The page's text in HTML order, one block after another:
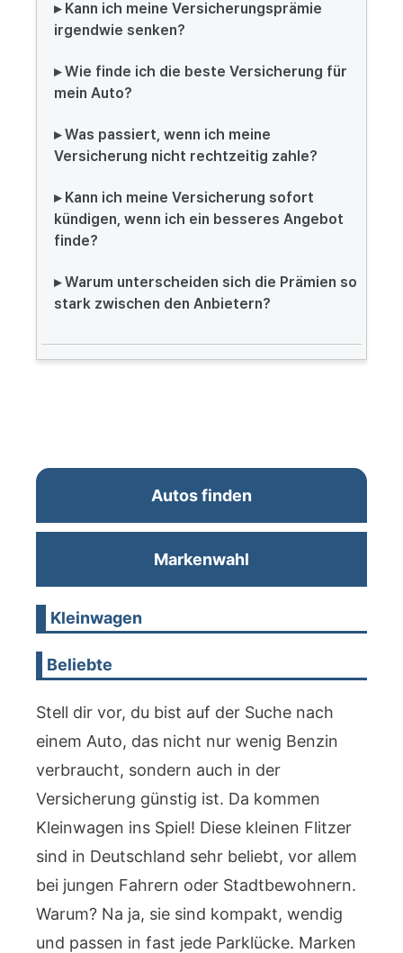
▸ Kann ich meine Versicherungsprämie
irgendwie senken?
▸ Wie finde ich die beste Versicherung für
mein Auto?
▸ Was passiert, wenn ich meine
Versicherung nicht rechtzeitig zahle?
▸ Kann ich meine Versicherung sofort
kündigen, wenn ich ein besseres Angebot
finde?
▸ Warum unterscheiden sich die Prämien so
stark zwischen den Anbietern?
Autos finden
Markenwahl
Kleinwagen
Beliebte
Stell dir vor, du bist auf der Suche nach
einem Auto, das nicht nur wenig Benzin
verbraucht, sondern auch in der
Versicherung günstig ist. Da kommen
Kleinwagen ins Spiel! Diese kleinen Flitzer
sind in Deutschland sehr beliebt, vor allem
bei jungen Fahrern oder Stadtbewohnern.
Warum? Na ja, sie sind kompakt, wendig
und passen in fast jede Parklücke. Marken